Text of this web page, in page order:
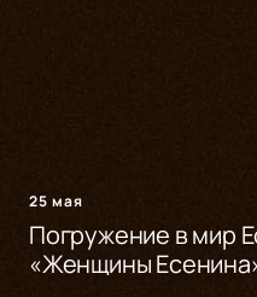
25 мая
Погружение в мир
«Женщины